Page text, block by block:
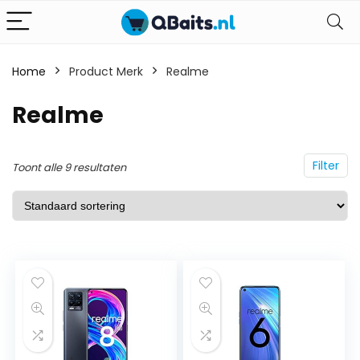
Home Product Merk Realme
Realme
Filter
Toont alle 9 resultaten